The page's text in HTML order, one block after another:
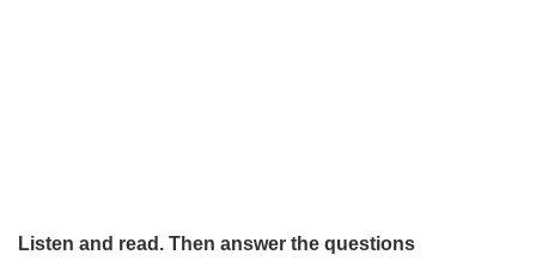
Listen and read. Then answer the questions